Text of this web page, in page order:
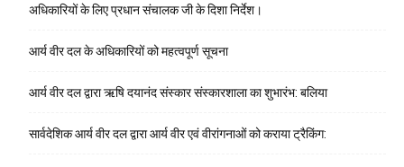
अधिकारियों के लिए प्रधान संचालक जी के दिशा निर्देश।
आर्य वीर दल के अधिकारियों को महत्वपूर्ण सूचना
आर्य वीर दल द्वारा ऋषि दयानंद संस्कार संस्कारशाला का शुभारंभ: बलिया
सार्वदेशिक आर्य वीर दल द्वारा आर्य वीर एवं वीरांगनाओं को कराया ट्रैकिंग: